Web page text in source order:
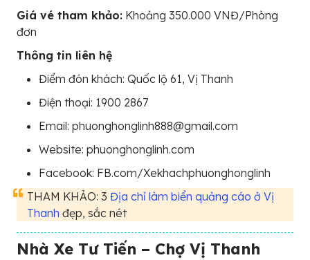
Giá vé tham khảo: Khoảng 350.000 VNĐ/Phòng
đơn
Thông tin liên hệ
Điểm đón khách: Quốc lộ 61, Vị Thanh
Điện thoại: 1900 2867
Email: phuonghonglinh888@gmail.com
Website: phuonghonglinh.com
Facebook: FB.com/Xekhachphuonghonglinh
THAM KHẢO: 3 Địa chỉ làm biển quảng cáo ở Vị
Thanh đẹp, sắc nét
Nhà Xe Tư Tiến – Chợ Vị Thanh